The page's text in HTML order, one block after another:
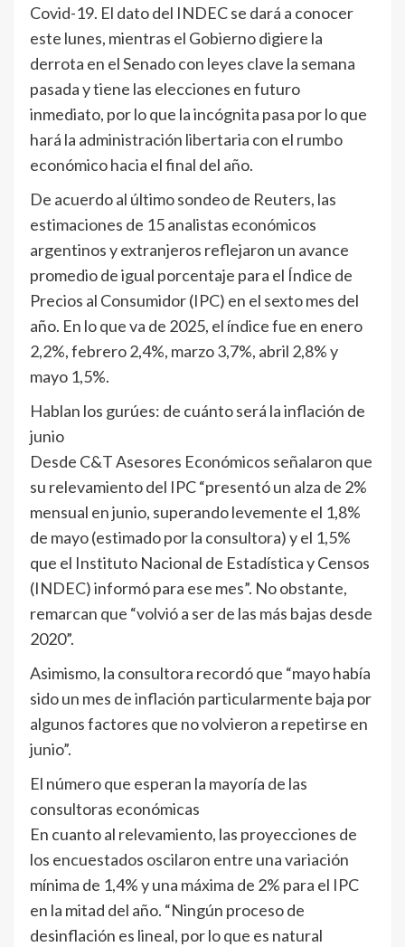
Covid-19. El dato del INDEC se dará a conocer
este lunes, mientras el Gobierno digiere la
derrota en el Senado con leyes clave la semana
pasada y tiene las elecciones en futuro
inmediato, por lo que la incógnita pasa por lo que
hará la administración libertaria con el rumbo
económico hacia el final del año.
De acuerdo al último sondeo de Reuters, las
estimaciones de 15 analistas económicos
argentinos y extranjeros reflejaron un avance
promedio de igual porcentaje para el Índice de
Precios al Consumidor (IPC) en el sexto mes del
año. En lo que va de 2025, el índice fue en enero
2,2%, febrero 2,4%, marzo 3,7%, abril 2,8% y
mayo 1,5%.
Hablan los gurúes: de cuánto será la inflación de
junio
Desde C&T Asesores Económicos señalaron que
su relevamiento del IPC “presentó un alza de 2%
mensual en junio, superando levemente el 1,8%
de mayo (estimado por la consultora) y el 1,5%
que el Instituto Nacional de Estadística y Censos
(INDEC) informó para ese mes”. No obstante,
remarcan que “volvió a ser de las más bajas desde
2020”.
Asimismo, la consultora recordó que “mayo había
sido un mes de inflación particularmente baja por
algunos factores que no volvieron a repetirse en
junio”.
El número que esperan la mayoría de las
consultoras económicas
En cuanto al relevamiento, las proyecciones de
los encuestados oscilaron entre una variación
mínima de 1,4% y una máxima de 2% para el IPC
en la mitad del año. “Ningún proceso de
desinflación es lineal, por lo que es natural